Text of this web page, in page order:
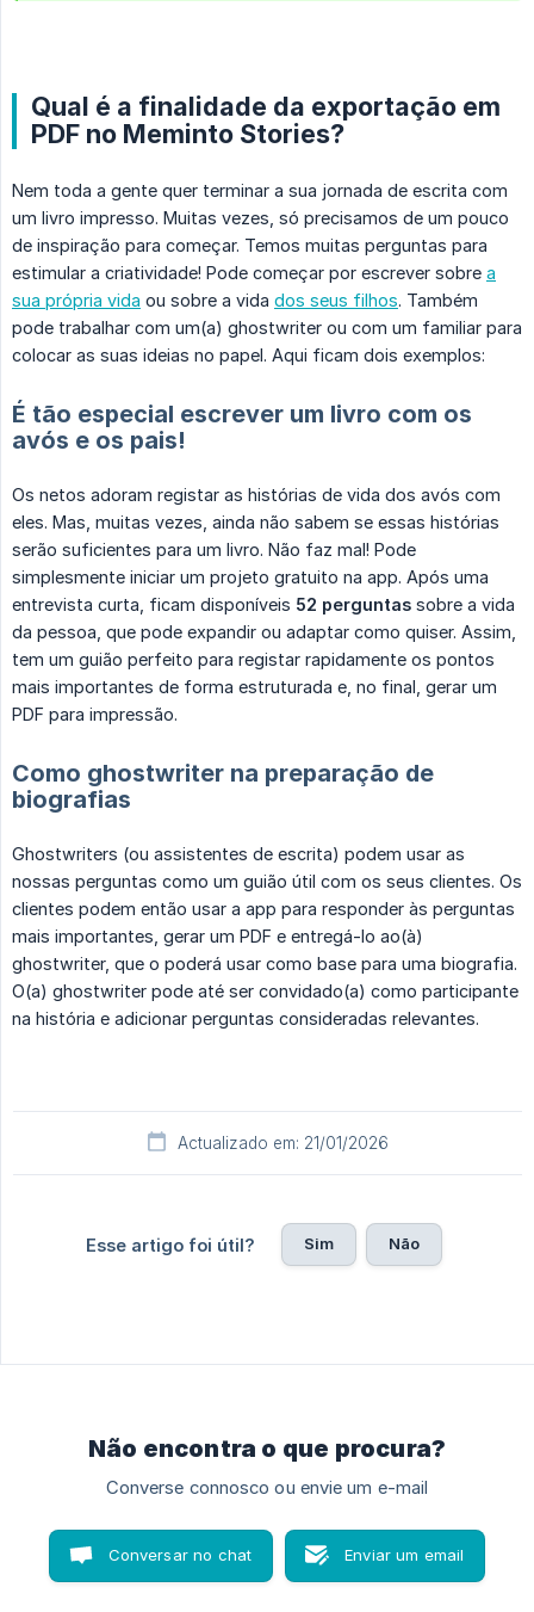
Qual é a finalidade da exportação em
PDF no Meminto Stories?
Nem toda a gente quer terminar a sua jornada de escrita com
um livro impresso. Muitas vezes, só precisamos de um pouco
de inspiração para começar. Temos muitas perguntas para
estimular a criatividade! Pode começar por escrever sobre a
sua própria vida ou sobre a vida dos seus filhos. Também
pode trabalhar com um(a) ghostwriter ou com um familiar para
colocar as suas ideias no papel. Aqui ficam dois exemplos:
É tão especial escrever um livro com os
avós e os pais!
Os netos adoram registar as histórias de vida dos avós com
eles. Mas, muitas vezes, ainda não sabem se essas histórias
serão suficientes para um livro. Não faz mal! Pode
simplesmente iniciar um projeto gratuito na app. Após uma
entrevista curta, ficam disponíveis 52 perguntas sobre a vida
da pessoa, que pode expandir ou adaptar como quiser. Assim,
tem um guião perfeito para registar rapidamente os pontos
mais importantes de forma estruturada e, no final, gerar um
PDF para impressão.
Como ghostwriter na preparação de
biografias
Ghostwriters (ou assistentes de escrita) podem usar as
nossas perguntas como um guião útil com os seus clientes. Os
clientes podem então usar a app para responder às perguntas
mais importantes, gerar um PDF e entregá-lo ao(à)
ghostwriter, que o poderá usar como base para uma biografia.
O(a) ghostwriter pode até ser convidado(a) como participante
na história e adicionar perguntas consideradas relevantes.
Actualizado em: 21/01/2026
Esse artigo foi útil? Sim Não
Não encontra o que procura?
Converse connosco ou envie um e-mail
Conversar no chat Enviar um email